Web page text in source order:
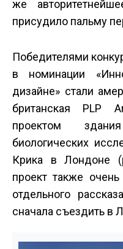
же
присудило пальму
Победителями
в номинации
дизайне» стали
британская PLP
проектом
биологических
Крика в Лондоне
проект также
отдельного
сначала съездить в